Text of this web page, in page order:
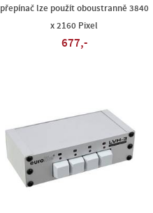
přepínač lze použít oboustranně 3840
x 2160 Pixel
677,-